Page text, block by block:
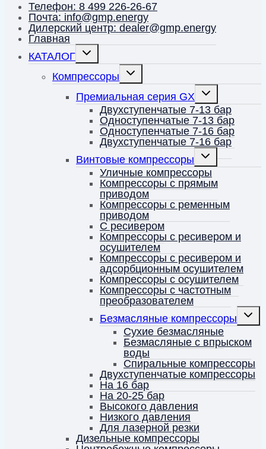
Телефон: 8 499 226-26-67
Почта: info@gmp.energy
Дилерский центр: dealer@gmp.energy
Главная
КАТАЛОГ
Переключить
Компрессоры
Переключить
Премиальная серия GX
Переключить
меню
Двухступенчатые 7-13 бар
Одноступенчатые 7-13 бар
Одноступенчатые 7-16 бар
Двухступенчатые 7-16 бар
Винтовые компрессоры
Переключить
дочернее
меню
Уличные компрессоры
Компрессоры с прямым
приводом
Компрессоры с ременным
приводом
С ресивером
Компрессоры с ресивером и
осушителем
Компрессоры с ресивером и
адсорбционным осушителем
Компрессоры с осушителем
Компрессоры с частотным
преобразователем
Безмасляные компрессоры
Сухие безмасляные
Безмасляные с впрыском
воды
Спиральные компрессоры
Двухступенчатые компрессоры
На 16 бар
На 20-25 бар
Высокого давления
Низкого давления
Для лазерной резки
Дизельные компрессоры